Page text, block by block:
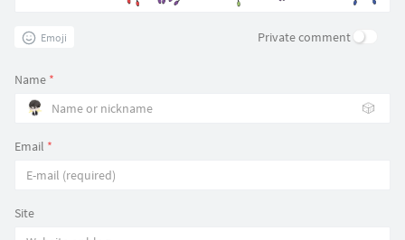
Emoji Private comment
Name *
🎲
Email *
Site